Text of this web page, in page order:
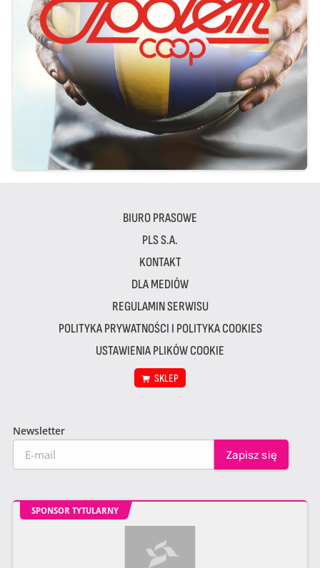
BIURO PRASOWE
PLS S.A.
KONTAKT
DLA MEDIÓW
REGULAMIN SERWISU
POLITYKA PRYWATNOŚCI I POLITYKA COOKIES
USTAWIENIA PLIKÓW COOKIE
SKLEP
Newsletter
SPONSOR TYTULARNY